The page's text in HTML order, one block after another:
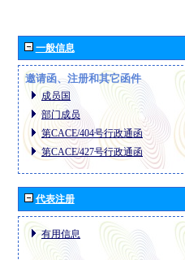
一般信息
邀请函、注册和其它函件
成员国
部门成员
第CACE/404号行政通函
第CACE/427号行政通函
代表注册
有用信息